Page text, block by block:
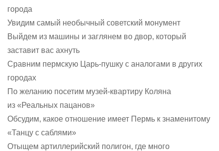
города
Увидим самый необычный советский монумент
Выйдем из машины и заглянем во двор, который
заставит вас ахнуть
Сравним пермскую Царь-пушку с аналогами в других
городах
По желанию посетим музей-квартиру Коляна
из «Реальных пацанов»
Обсудим, какое отношение имеет Пермь к знаменитому
«Танцу с саблями»
Отыщем артиллерийский полигон, где много